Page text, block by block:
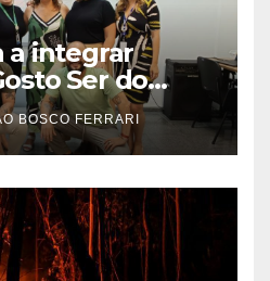
a integrar
Ser do
São Paulo
BOSCO FERRARI